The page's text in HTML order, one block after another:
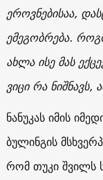
ეროვნებისაა,
ემეგობრება.
ახლა ისე მას
ვიცი რა ნიშნავს,
ნანუკას იმის
ბულინგის
რომ თუკი შვილს